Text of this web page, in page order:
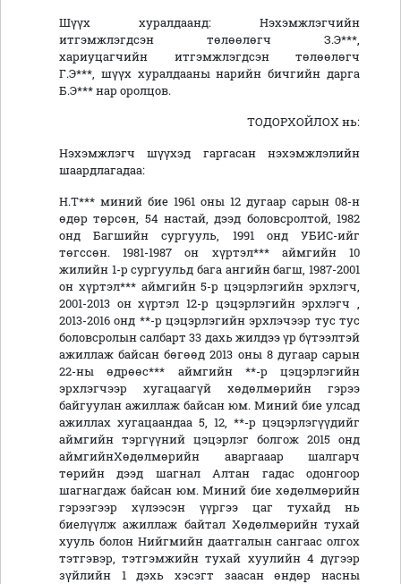
Шүүх хуралдаанд: Нэхэмжлэгчийн
итгэмжлэгдсэн төлөөлөгч З.Э***,
хариуцагчийн итгэмжлэгдсэн төлөөлөгч
Г.Э***, шүүх хуралдааны нарийн бичгийн дарга
Б.Э*** нар оролцов.
ТОДОРХОЙЛОХ нь:
Нэхэмжлэгч шүүхэд гаргасан нэхэмжлэлийн
шаардлагадаа:
Н.Т*** миний бие 1961 оны 12 дугаар сарын 08-н
өдөр төрсөн, 54 настай, дээд боловсролтой, 1982
онд Багшийн сургууль, 1991 онд УБИС-ийг
төгссөн. 1981-1987 он хүртэл*** аймгийн 10
жилийн 1-р сургуульд бага ангийн багш, 1987-2001
он хүртэл*** аймгийн 5-р цэцэрлэгийн эрхлэгч,
2001-2013 он хүртэл 12-р цэцэрлэгийн эрхлэгч ,
2013-2016 онд **-р цэцэрлэгийн эрхлэчээр тус тус
боловсролын салбарт 33 дахь жилдээ үр бүтээлтэй
ажиллаж байсан бөгөөд 2013 оны 8 дугаар сарын
22-ны өдрөөс*** аймгийн **-р цэцэрлэгийн
эрхлэгчээр хугацаагүй хөдөлмөрийн гэрээ
байгуулан ажиллаж байсан юм. Миний бие улсад
ажиллах хугацаандаа 5, 12, **-р цэцэрлэгүүдийг
аймгийн тэргүүний цэцэрлэг болгож 2015 онд
аймгийнХөдөлмөрийн аваргааар шалгарч
төрийн дээд шагнал Алтан гадас одонгоор
шагнагдаж байсан юм. Миний бие хөдөлмөрийн
гэрээгээр хүлээсэн үүргээ цаг тухайд нь
биелүүлж ажиллаж байтал Хөдөлмөрийн тухай
хууль болон Нийгмийн даатгалын сангаас олгох
тэтгэвэр, тэтгэмжийн тухай хуулийн 4 дүгээр
зүйлийн 1 дэхь хэсэгт заасан өндөр насны